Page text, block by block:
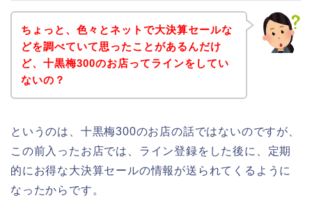
ちょっと、色々とネットで大決算セールな
どを調べていて思ったことがあるんだけ
ど、十黒梅300のお店ってラインをしてい
ないの？
というのは、十黒梅300のお店の話ではないのですが、
この前入ったお店では、ライン登録をした後に、定期
的にお得な大決算セールの情報が送られてくるように
なったからです。